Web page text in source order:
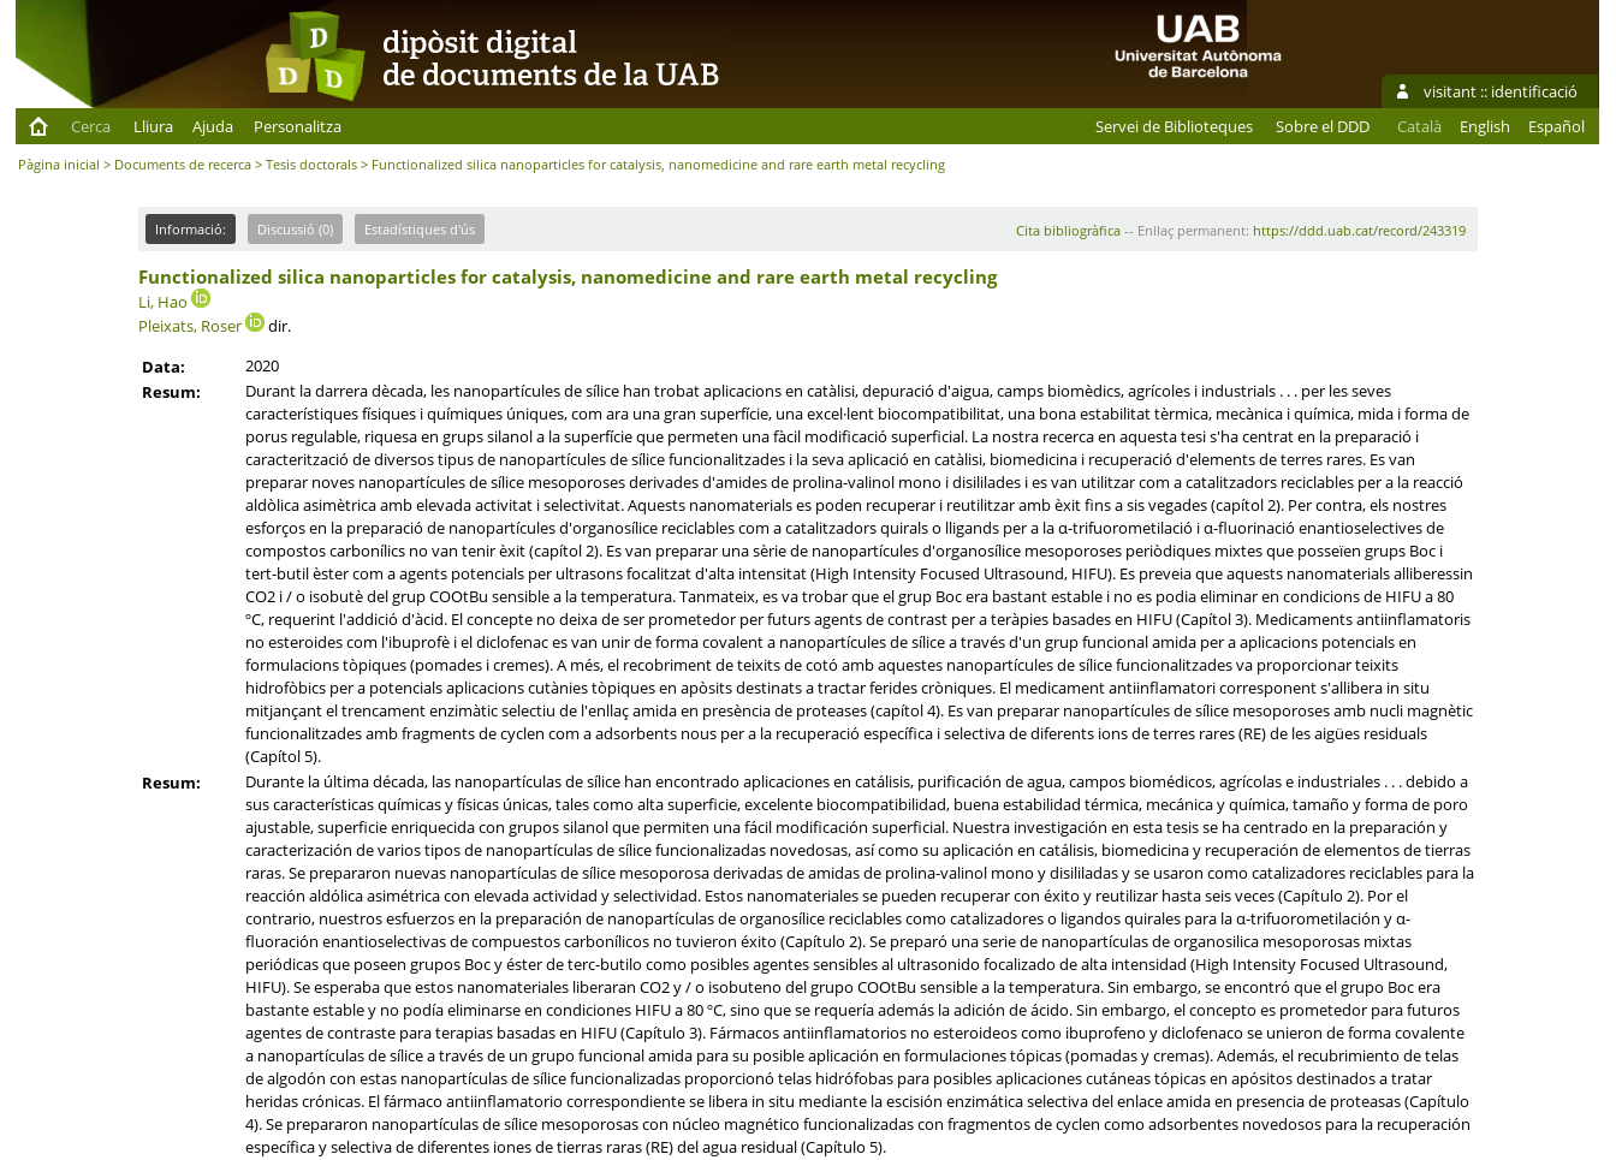
visitant :: identificació
Cerca
Lliura Ajuda Personalitza Servei de Biblioteques Sobre el DDD Català English Español
Pàgina inicial > Documents de recerca >Tesis doctorals > Functionalized silica nanoparticles for catalysis, nanomedicine and rare earth metal recycling
Informació: Discussió (0) Estadístiques d'ús Cita bibliogràfica-- Enllaç permanent: https://ddd.uab.cat/record/243319
Functionalized silica nanoparticles for catalysis, nanomedicine and rare earth metal recycling
Li, Hao
Pleixats, Roser
dir.
Data:
2020
Resum:
Durant la darrera dècada, les nanopartícules de sílice han trobat aplicacions en catàlisi, depuració d'aigua, camps biomèdics, agrícoles i industrials . . . per les seves
característiques físiques i químiques úniques, com ara una gran superfície, una excel·lent biocompatibilitat, una bona estabilitat tèrmica, mecànica i química, mida i forma de
porus regulable, riquesa en grups silanol a la superfície que permeten una fàcil modificació superficial. La nostra recerca en aquesta tesi s'ha centrat en la preparació i
caracterització de diversos tipus de nanopartícules de sílice funcionalitzades i la seva aplicació en catàlisi, biomedicina i recuperació d'elements de terres rares. Es van
preparar noves nanopartícules de sílice mesoporoses derivades d'amides de prolina-valinol mono i disililades i es van utilitzar com a catalitzadors reciclables per a la reacció
aldòlica asimètrica amb elevada activitat i selectivitat. Aquests nanomaterials es poden recuperar i reutilitzar amb èxit fins a sis vegades (capítol 2). Per contra, els nostres
esforços en la preparació de nanopartícules d'organosílice reciclables com a catalitzadors quirals o lligands per a la α-trifuorometilació i α-fluorinació enantioselectives de
compostos carbonílics no van tenir èxit (capítol 2). Es van preparar una sèrie de nanopartícules d'organosílice mesoporoses periòdiques mixtes que posseïen grups Boc i
tert-butil èster com a agents potencials per ultrasons focalitzat d'alta intensitat (High Intensity Focused Ultrasound, HIFU). Es preveia que aquests nanomaterials alliberessin
CO2 i / o isobutè del grup COOtBu sensible a la temperatura. Tanmateix, es va trobar que el grup Boc era bastant estable i no es podia eliminar en condicions de HIFU a 80
ºC, requerint l'addició d'àcid. El concepte no deixa de ser prometedor per futurs agents de contrast per a teràpies basades en HIFU (Capítol 3). Medicaments antiinflamatoris
no esteroides com l'ibuprofè i el diclofenac es van unir de forma covalent a nanopartícules de sílice a través d'un grup funcional amida per a aplicacions potencials en
formulacions tòpiques (pomades i cremes). A més, el recobriment de teixits de cotó amb aquestes nanopartícules de sílice funcionalitzades va proporcionar teixits
hidrofòbics per a potencials aplicacions cutànies tòpiques en apòsits destinats a tractar ferides cròniques. El medicament antiinflamatori corresponent s'allibera in situ
mitjançant el trencament enzimàtic selectiu de l'enllaç amida en presència de proteases (capítol 4). Es van preparar nanopartícules de sílice mesoporoses amb nucli magnètic
funcionalitzades amb fragments de cyclen com a adsorbents nous per a la recuperació específica i selectiva de diferents ions de terres rares (RE) de les aigües residuals
(Capítol 5).
Resum:
Durante la última década, las nanopartículas de sílice han encontrado aplicaciones en catálisis, purificación de agua, campos biomédicos, agrícolas e industriales . . . debido a
sus características químicas y físicas únicas, tales como alta superficie, excelente biocompatibilidad, buena estabilidad térmica, mecánica y química, tamaño y forma de poro
ajustable, superficie enriquecida con grupos silanol que permiten una fácil modificación superficial. Nuestra investigación en esta tesis se ha centrado en la preparación y
caracterización de varios tipos de nanopartículas de sílice funcionalizadas novedosas, así como su aplicación en catálisis, biomedicina y recuperación de elementos de tierras
raras. Se prepararon nuevas nanopartículas de sílice mesoporosa derivadas de amidas de prolina-valinol mono y disililadas y se usaron como catalizadores reciclables para la
reacción aldólica asimétrica con elevada actividad y selectividad. Estos nanomateriales se pueden recuperar con éxito y reutilizar hasta seis veces (Capítulo 2). Por el
contrario, nuestros esfuerzos en la preparación de nanopartículas de organosílice reciclables como catalizadores o ligandos quirales para la α-trifuorometilación y α-
fluoración enantioselectivas de compuestos carbonílicos no tuvieron éxito (Capítulo 2). Se preparó una serie de nanopartículas de organosilica mesoporosas mixtas
periódicas que poseen grupos Boc y éster de terc-butilo como posibles agentes sensibles al ultrasonido focalizado de alta intensidad (High Intensity Focused Ultrasound,
HIFU). Se esperaba que estos nanomateriales liberaran CO2 y / o isobuteno del grupo COOtBu sensible a la temperatura. Sin embargo, se encontró que el grupo Boc era
bastante estable y no podía eliminarse en condiciones HIFU a 80 ºC, sino que se requería además la adición de ácido. Sin embargo, el concepto es prometedor para futuros
agentes de contraste para terapias basadas en HIFU (Capítulo 3). Fármacos antiinflamatorios no esteroideos como ibuprofeno y diclofenaco se unieron de forma covalente
a nanopartículas de sílice a través de un grupo funcional amida para su posible aplicación en formulaciones tópicas (pomadas y cremas). Además, el recubrimiento de telas
de algodón con estas nanopartículas de sílice funcionalizadas proporcionó telas hidrófobas para posibles aplicaciones cutáneas tópicas en apósitos destinados a tratar
heridas crónicas. El fármaco antiinflamatorio correspondiente se libera in situ mediante la escisión enzimática selectiva del enlace amida en presencia de proteasas (Capítulo
4). Se prepararon nanopartículas de sílice mesoporosas con núcleo magnético funcionalizadas con fragmentos de cyclen como adsorbentes novedosos para la recuperación
específica y selectiva de diferentes iones de tierras raras (RE) del agua residual (Capítulo 5).